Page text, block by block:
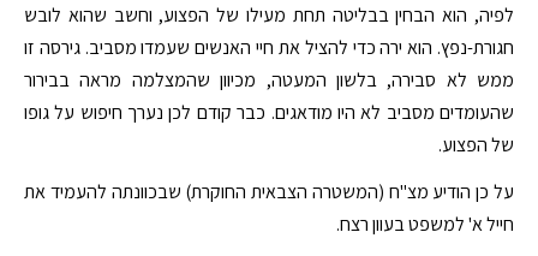
לפיה, הוא הבחין בבליטה תחת מעילו של הפצוע, וחשב שהוא לובש
חגורת-נפץ. הוא ירה כדי להציל את חיי האנשים שעמדו מסביב. גירסה זו
ממש לא סבירה, בלשון המעטה, מכיוון שהמצלמה מראה בבירור
שהעומדים מסביב לא היו מודאגים. כבר קודם לכן נערך חיפוש על גופו
של הפצוע.
על כן הודיע מצ"ח (המשטרה הצבאית החוקרת) שבכוונתה להעמיד את
חייל א' למשפט בעוון רצח.